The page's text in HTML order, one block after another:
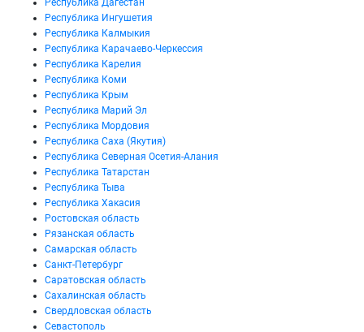
Республика Дагестан
Республика Ингушетия
Республика Калмыкия
Республика Карачаево-Черкессия
Республика Карелия
Республика Коми
Республика Крым
Республика Марий Эл
Республика Мордовия
Республика Саха (Якутия)
Республика Северная Осетия-Алания
Республика Татарстан
Республика Тыва
Республика Хакасия
Ростовская область
Рязанская область
Самарская область
Санкт-Петербург
Саратовская область
Сахалинская область
Свердловская область
Севастополь